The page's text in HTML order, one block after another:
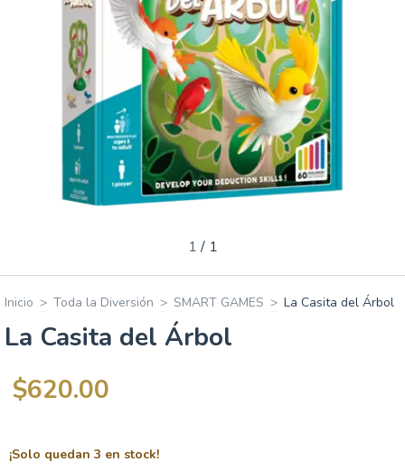
1 / 1
Inicio > Toda la Diversión > SMART GAMES > La Casita del Árbol
La Casita del Árbol
$620.00
¡Solo quedan 3 en stock!